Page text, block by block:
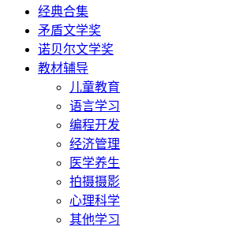
经典合集
矛盾文学奖
诺贝尔文学奖
教材辅导
儿童教育
语言学习
编程开发
经济管理
医学养生
拍摄摄影
心理科学
其他学习